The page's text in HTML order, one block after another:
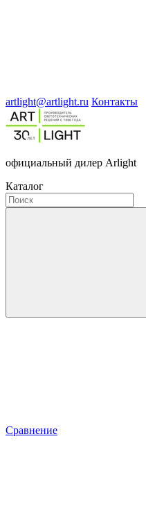
artlight@artlight.ru Контакты
официальный дилер Arlight
Каталог
Сравнение